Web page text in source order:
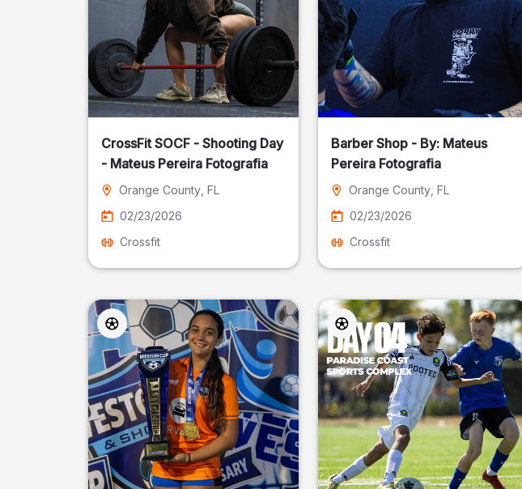
CrossFit SOCF - Shooting Day
- Mateus Pereira Fotografia
Orange County , FL
02/23/2026
Crossfit
Barber Shop - By: Mateus
Pereira Fotografia
Orange County, FL
02/23/2026
Crossfit